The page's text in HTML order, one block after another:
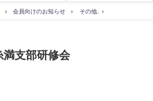
会員向けのお知らせ その他
満支部研修会